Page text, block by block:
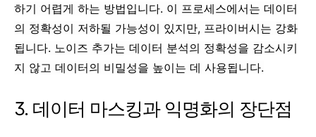
하기 어렵게 하는 방법입니다. 이 프로세스에서는 데이터
의 정확성이 저하될 가능성이 있지만, 프라이버시는 강화
됩니다. 노이즈 추가는 데이터 분석의 정확성을 감소시키
지 않고 데이터의 비밀성을 높이는 데 사용됩니다.
3. 데이터 마스킹과 익명화의 장단점